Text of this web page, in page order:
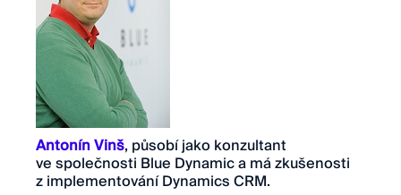
Antonín Vinš, působí jako konzultant
ve společnosti Blue Dynamic a má zkušenosti
z implementování Dynamics CRM.